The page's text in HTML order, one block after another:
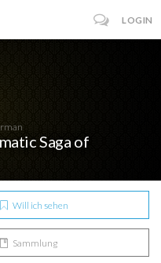
LOGIN
Saga of
Will ich sehen
Sammlung